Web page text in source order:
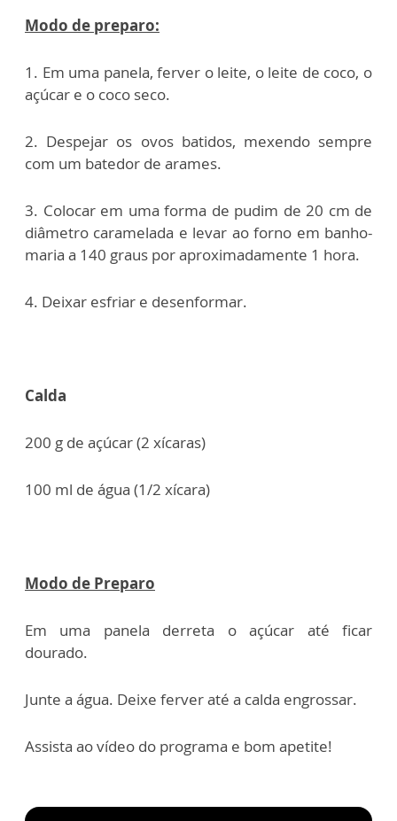
Modo de preparo:
1. Em uma panela, ferver o leite, o leite de coco, o
açúcar e o coco seco.
2. Despejar os ovos batidos, mexendo sempre
com um batedor de arames.
3. Colocar em uma forma de pudim de 20 cm de
diâmetro caramelada e levar ao forno em banho-
maria a 140 graus por aproximadamente 1 hora.
4. Deixar esfriar e desenformar.
Calda
200 g de açúcar (2 xícaras)
100 ml de água (1/2 xícara)
Modo de Preparo
Em uma panela derreta o açúcar até ficar
dourado.
Junte a água. Deixe ferver até a calda engrossar.
Assista ao vídeo do programa e bom apetite!